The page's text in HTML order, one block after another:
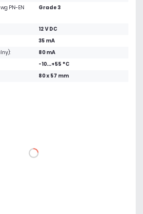
PN-EN
Grade 3
12 V DC
35 mA
80 mA
-10...+55 °C
80 x 57 mm
DO KOSZYKA